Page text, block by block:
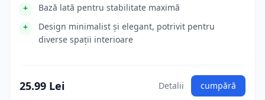
Bază lată pentru stabilitate maximă
Design minimalist și elegant, potrivit pentru
diverse spații interioare
25.99 Lei Detalii cumpără